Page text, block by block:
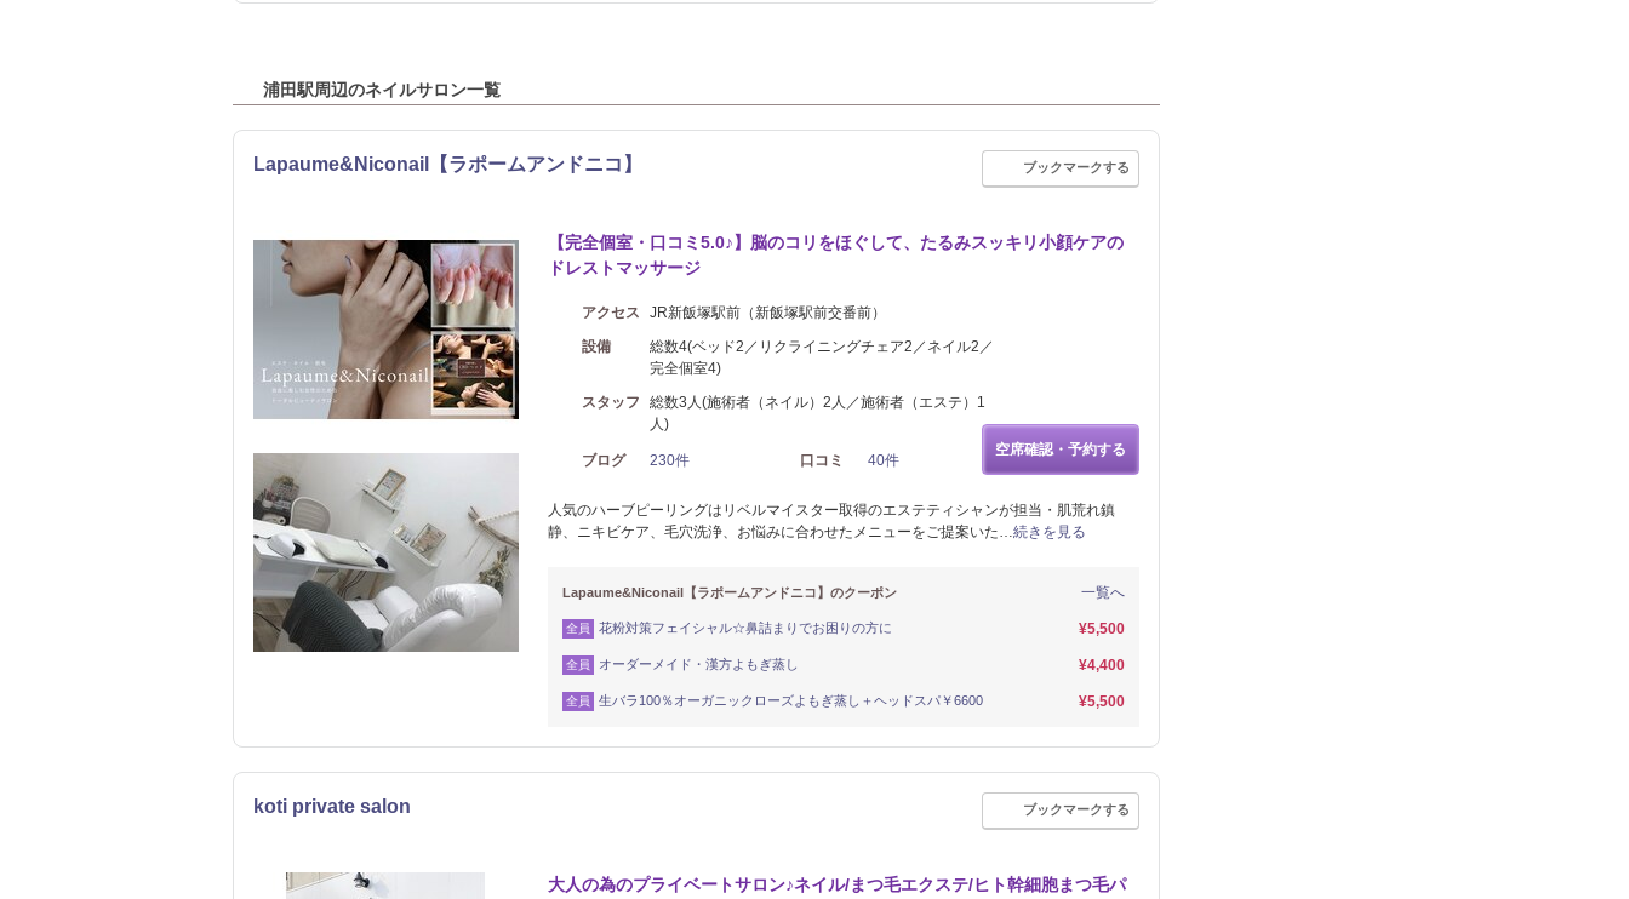
浦田駅周辺のネイルサロン一覧
Lapaume&Niconail【ラポームアンドニコ】 ブックマークする
【完全個室・口コミ5.0♪】脳のコリをほぐして、たるみスッキリ小顔ケアの
ドレストマッサージ
アクセス
JR新飯塚駅前（新飯塚駅前交番前）
設備
総数4(ベッド2／リクライニングチェア2／ネイル2／
完全個室4)
スタッフ
総数3人(施術者（ネイル）2人／施術者（エステ）1
人)
ブログ 230件 口コミ 40件
空席確認・予約する
人気のハーブピーリングはリベルマイスター取得のエステティシャンが担当・肌荒れ鎮
静、ニキビケア、毛穴洗浄、お悩みに合わせたメニューをご提案いた…続きを見る
一覧へ
Lapaume&Niconail【ラポームアンドニコ】のクーポン
全員 花粉対策フェイシャル☆鼻詰まりでお困りの方に ¥5,500
全員 オーダーメイド・漢方よもぎ蒸し ¥4,400
全員 生バラ100％オーガニックローズよもぎ蒸し＋ヘッドスパ￥6600 ¥5,500
koti private salon ブックマークする
大人の為のプライベートサロン♪ネイル/まつ毛エクステ/ヒト幹細胞まつ毛パ